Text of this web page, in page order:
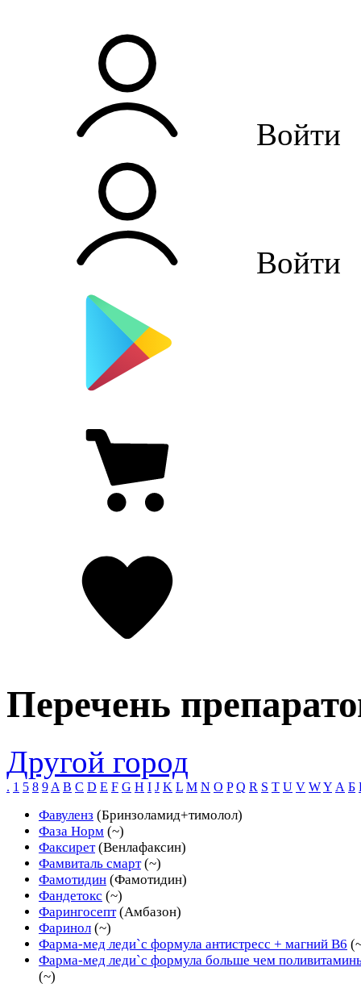
Войти
Войти
Перечень
Другой город
. 1 5 8 9 A B C D E F G H I J K L M N O P Q R S T U V WY А Б
Фавуленз (Бринзоламид+тимолол)
Фаза Норм (~)
Факсирет (Венлафаксин)
Фамвиталь смарт (~)
Фамотидин (Фамотидин)
Фандетокс (~)
Фарингосепт (Амбазон)
Фаринол (~)
Фарма-мед леди`с формула антистресс + магний B6
Фарма-мед леди`с формула больше чем
(~)